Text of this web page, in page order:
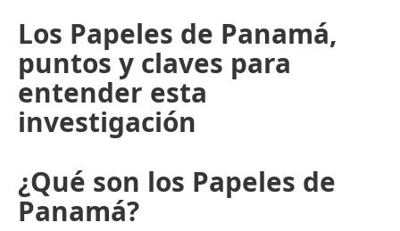
Los Papeles de Panamá,
puntos y claves para
entender esta
investigación
¿Qué son los Papeles de
Panamá?